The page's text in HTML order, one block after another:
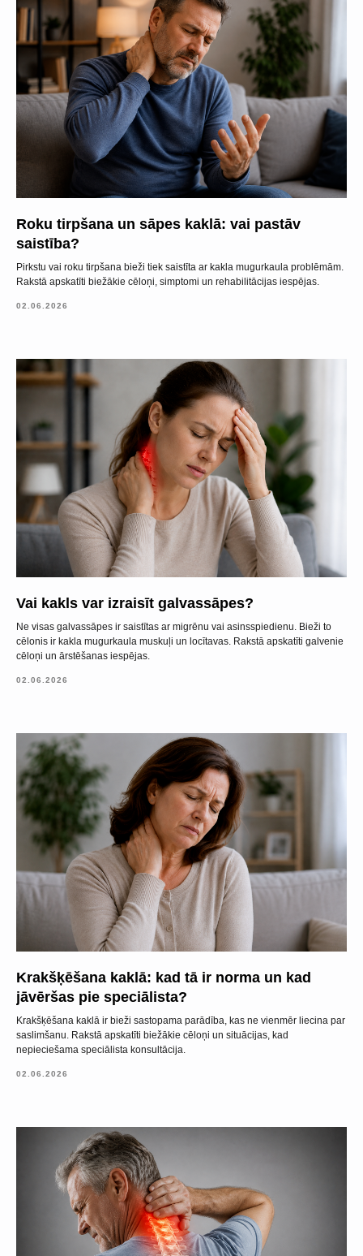
Roku tirpšana un sāpes kaklā: vai pastāv
saistība?
Pirkstu vai roku tirpšana bieži tiek saistīta ar kakla mugurkaula problēmām.
Rakstā apskatīti biežākie cēloņi, simptomi un rehabilitācijas iespējas.
02.06.2026
Vai kakls var izraisīt galvassāpes?
Ne visas galvassāpes ir saistītas ar migrēnu vai asinsspiedienu. Bieži to
cēlonis ir kakla mugurkaula muskuļi un locītavas. Rakstā apskatīti galvenie
cēloņi un ārstēšanas iespējas.
02.06.2026
Krakšķēšana kaklā: kad tā ir norma un kad
jāvēršas pie speciālista?
Krakšķēšana kaklā ir bieži sastopama parādība, kas ne vienmēr liecina par
saslimšanu. Rakstā apskatīti biežākie cēloņi un situācijas, kad
nepieciešama speciālista konsultācija.
02.06.2026
Kontakti
Pierakstīties
uz konsultāciju
Jūsu vārds*
E-pasts*
+371
Ziņojums (nav obligāts)